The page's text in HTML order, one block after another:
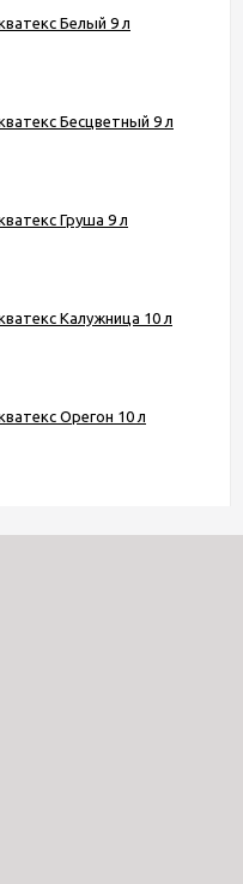
Белый 9 л
Бесцветный 9 л
Груша 9 л
Калужница 10 л
Орегон 10 л